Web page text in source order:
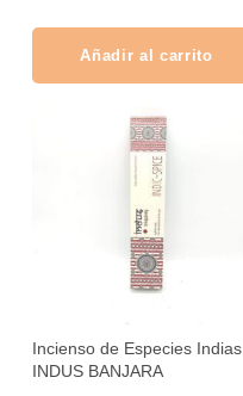
Añadir al carrito
Incienso de Especies Indias,
INDUS BANJARA